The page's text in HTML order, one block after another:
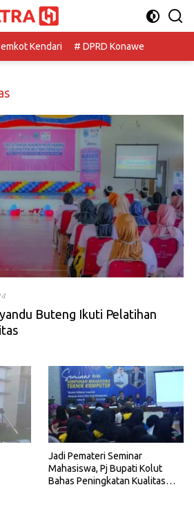
Kendari # DPRD Konawe
Buteng Ikuti Pelatihan
Jadi Pemateri Seminar
Mahasiswa, Pj Bupati Kolut
Bahas Peningkatan Kualitas